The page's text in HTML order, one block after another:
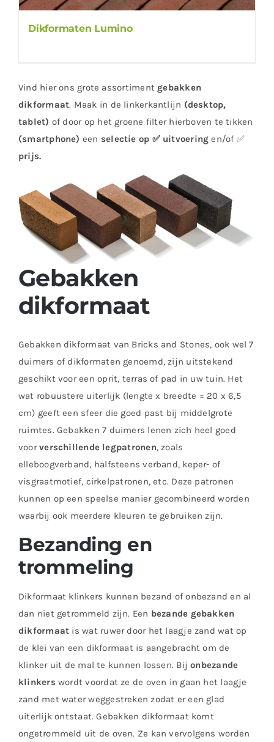
Dikformaten Lumino
Vind hier ons grote assortiment gebakken
dikformaat. Maak in de linkerkantlijn (desktop,
tablet) of door op het groene filter hierboven te tikken
(smartphone) een selectie op ✅ uitvoering en/of ✅
prijs.
Gebakken
dikformaat
Gebakken dikformaat van Bricks and Stones, ook wel 7
duimers of dikformaten genoemd, zijn uitstekend
geschikt voor een oprit, terras of pad in uw tuin. Het
wat robuustere uiterlijk (lengte x breedte = 20 x 6,5
cm) geeft een sfeer die goed past bij middelgrote
ruimtes. Gebakken 7 duimers lenen zich heel goed
voorverschillende legpatronen, zoals
elleboogverband, halfsteens verband, keper- of
visgraatmotief, cirkelpatronen, etc. Deze patronen
kunnen op een speelse manier gecombineerd worden
waarbij ook meerdere kleuren te gebruiken zijn.
Bezanding en
trommeling
Dikformaat klinkers kunnen bezand of onbezand en al
dan niet getrommeld zijn. Een bezande gebakken
dikformaat is wat ruwer door het laagje zand wat op
de klei van een dikformaat is aangebracht om de
klinker uit de mal te kunnen lossen. Bijonbezande
klinkers wordt voordat ze de oven in gaan het laagje
zand met water weggestreken zodat er een glad
uiterlijk ontstaat. Gebakken dikformaat komt
ongetrommeld uit de oven. Ze kan vervolgens worden